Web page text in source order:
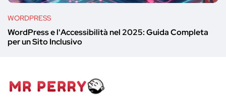
WORDPRESS
WordPress e l'Accessibilità nel 2025: Guida Completa
per un Sito Inclusivo